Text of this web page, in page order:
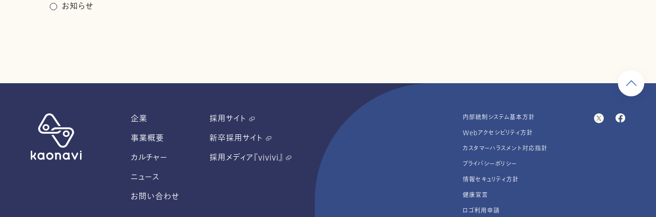
お知らせ
企業
事業概要
カルチャー
ニュース
お問い合わせ
採用サイト
新卒採用サイト
採用メディア『vivivi』
内部統制システム基本方針
Webアクセシビリティ方針
カスタマーハラスメント対応指針
プライバシーポリシー
情報セキュリティ方針
健康宣言
ロゴ利用申請